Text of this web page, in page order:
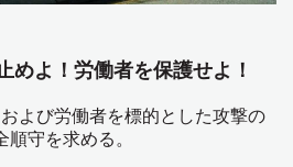
めよ！労働者を保護せよ！
よび労働者を標的とした攻撃の
守を求める。